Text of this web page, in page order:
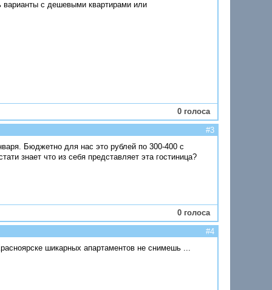
варианты с дешевыми квартирами или
0 голоса
#3
Бюджетно для нас это рублей по 300-400 с
знает что из себя представляет эта гостиница?
0 голоса
#4
шикарных апартаментов не снимешь ...